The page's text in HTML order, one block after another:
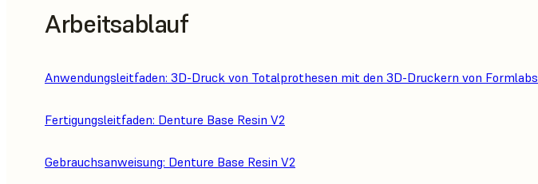
Arbeitsablauf
Anwendungsleitfaden: 3D-Druck von Totalprothesen mit den 3D-Druckern von Formlabs
Fertigungsleitfaden: Denture Base Resin V2
Gebrauchsanweisung: Denture Base Resin V2